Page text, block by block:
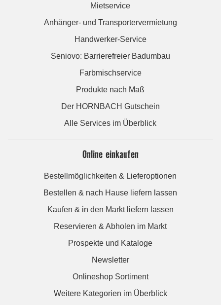
Mietservice
Anhänger- und Transportervermietung
Handwerker-Service
Seniovo: Barrierefreier Badumbau
Farbmischservice
Produkte nach Maß
Der HORNBACH Gutschein
Alle Services im Überblick
Online einkaufen
Bestellmöglichkeiten & Lieferoptionen
Bestellen & nach Hause liefern lassen
Kaufen & in den Markt liefern lassen
Reservieren & Abholen im Markt
Prospekte und Kataloge
Newsletter
Onlineshop Sortiment
Weitere Kategorien im Überblick